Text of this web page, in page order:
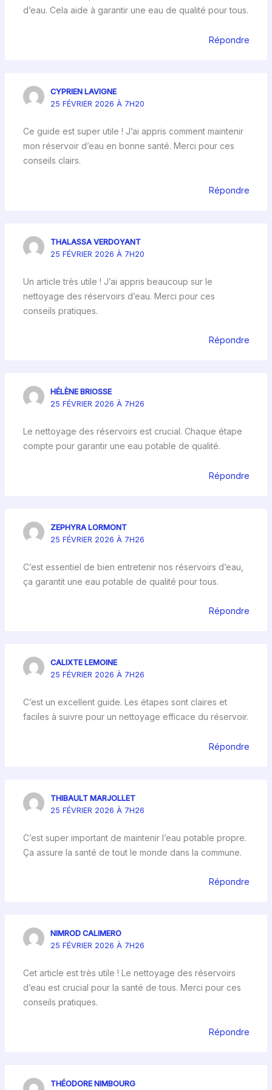
d’eau. Cela aide à garantir une eau de qualité pour tous.
Répondre
CYPRIEN LAVIGNE
25 FÉVRIER 2026 À 7H20
Ce guide est super utile ! J’ai appris comment maintenir
mon réservoir d’eau en bonne santé. Merci pour ces
conseils clairs.
Répondre
THALASSA VERDOYANT
25 FÉVRIER 2026 À 7H20
Un article très utile ! J’ai appris beaucoup sur le
nettoyage des réservoirs d’eau. Merci pour ces
conseils pratiques.
Répondre
HÉLÈNE BRIOSSE
25 FÉVRIER 2026 À 7H26
Le nettoyage des réservoirs est crucial. Chaque étape
compte pour garantir une eau potable de qualité.
Répondre
ZEPHYRA LORMONT
25 FÉVRIER 2026 À 7H26
C’est essentiel de bien entretenir nos réservoirs d’eau,
ça garantit une eau potable de qualité pour tous.
Répondre
CALIXTE LEMOINE
25 FÉVRIER 2026 À 7H26
C’est un excellent guide. Les étapes sont claires et
faciles à suivre pour un nettoyage efficace du réservoir.
Répondre
THIBAULT MARJOLLET
25 FÉVRIER 2026 À 7H26
C’est super important de maintenir l’eau potable propre.
Ça assure la santé de tout le monde dans la commune.
Répondre
NIMROD CALIMERO
25 FÉVRIER 2026 À 7H26
Cet article est très utile ! Le nettoyage des réservoirs
d’eau est crucial pour la santé de tous. Merci pour ces
conseils pratiques.
Répondre
THÉODORE NIMBOURG